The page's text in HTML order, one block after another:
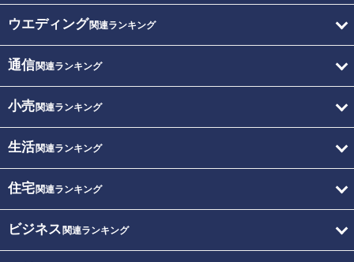
ウエディング関連ランキング
通信関連ランキング
小売関連ランキング
生活関連ランキング
住宅関連ランキング
ビジネス 関連ランキング